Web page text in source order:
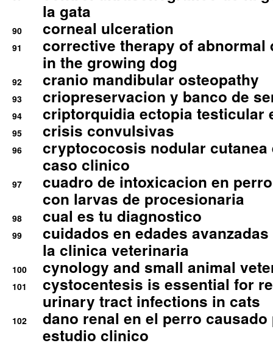
la gata
90 corneal ulceration
91
corrective therapy of abnormal
in the growing dog
92 cranio mandibular osteopathy
93 criopreservacion y banco de
94 criptorquidia ectopia testicular
95 crisis convulsivas
96
cryptococosis nodular cutanea
caso clinico
97
cuadro de intoxicacion en
con larvas de procesionaria
98 cual es tu diagnostico
99
cuidados en edades
la clinica veterinaria
100 cynology and small animal
101
cystocentesis is essential for
urinary tract infections in cats
102
dano renal en el perro
estudio clinico